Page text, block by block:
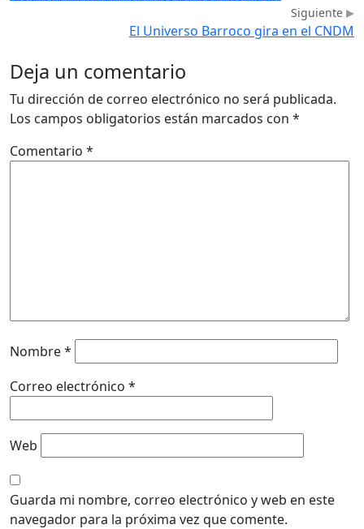
Siguiente
El Universo Barroco gira en el CNDM
Deja un comentario
Tu dirección de correo electrónico no será publicada.
Los campos obligatorios están marcados con *
Comentario *
Nombre*
Correo electrónico *
Web
Guarda mi nombre, correo electrónico y web en este
navegador para la próxima vez que comente.